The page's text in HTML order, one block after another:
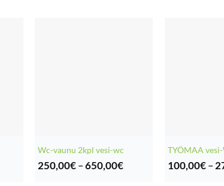
Wc-vaunu 2kpl vesi-wc
250,00€–650,00€Hintaluokka:
TYÖMAA
100,00€–